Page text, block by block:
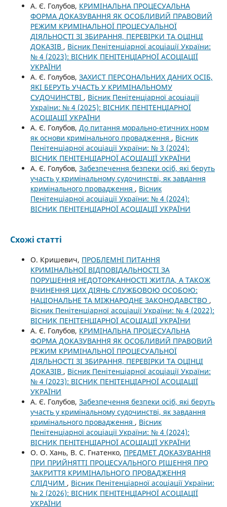
А. Є. Голубов, КРИМІНАЛЬНА ПРОЦЕСУАЛЬНА
ФОРМА ДОКАЗУВАННЯ ЯК ОСОБЛИВИЙ ПРАВОВИЙ
РЕЖИМ КРИМІНАЛЬНОЇ ПРОЦЕСУАЛЬНОЇ
ДІЯЛЬНОСТІ ЗІ ЗБИРАННЯ, ПЕРЕВІРКИ ТА ОЦІНЦІ
ДОКАЗІВ , Вісник Пенітенціарної асоціації України:
№ 4 (2023): ВІСНИК ПЕНІТЕНЦІАРНОЇ АСОЦІАЦІЇ
УКРАЇНИ
А. Є. Голубов, ЗАХИСТ ПЕРСОНАЛЬНИХ ДАНИХ ОСІБ,
ЯКІ БЕРУТЬ УЧАСТЬ У КРИМІНАЛЬНОМУ
СУДОЧИНСТВІ , Вісник Пенітенціарної асоціації
України: № 4 (2025): ВІСНИК ПЕНІТЕНЦІАРНОЇ
АСОЦІАЦІЇ УКРАЇНИ
А. Є. Голубов, До питання морально-етичних норм
як основи кримінального провадження , Вісник
Пенітенціарної асоціації України: № 3 (2024):
ВІСНИК ПЕНІТЕНЦІАРНОЇ АСОЦІАЦІЇ УКРАЇНИ
А. Є. Голубов, Забезпечення безпеки осіб, які беруть
участь у кримінальному судочинстві, як завдання
кримінального провадження , Вісник
Пенітенціарної асоціації України: № 4 (2024):
ВІСНИК ПЕНІТЕНЦІАРНОЇ АСОЦІАЦІЇ УКРАЇНИ
Схожі статті
О. Кришевич, ПРОБЛЕМНІ ПИТАННЯ
КРИМІНАЛЬНОЇ ВІДПОВІДАЛЬНОСТІ ЗА
ПОРУШЕННЯ НЕДОТОРКАННОСТІ ЖИТЛА, А ТАКОЖ
ВЧИНЕННЯ ЦИХ ДІЯНЬ СЛУЖБОВОЮ ОСОБОЮ:
НАЦІОНАЛЬНЕ ТА МІЖНАРОДНЕ ЗАКОНОДАВСТВО ,
Вісник Пенітенціарної асоціації України: № 4 (2022):
ВІСНИК ПЕНІТЕНЦІАРНОЇ АСОЦІАЦІЇ УКРАЇНИ
А. Є. Голубов, КРИМІНАЛЬНА ПРОЦЕСУАЛЬНА
ФОРМА ДОКАЗУВАННЯ ЯК ОСОБЛИВИЙ ПРАВОВИЙ
РЕЖИМ КРИМІНАЛЬНОЇ ПРОЦЕСУАЛЬНОЇ
ДІЯЛЬНОСТІ ЗІ ЗБИРАННЯ, ПЕРЕВІРКИ ТА ОЦІНЦІ
ДОКАЗІВ , Вісник Пенітенціарної асоціації України:
№ 4 (2023): ВІСНИК ПЕНІТЕНЦІАРНОЇ АСОЦІАЦІЇ
УКРАЇНИ
А. Є. Голубов, Забезпечення безпеки осіб, які беруть
участь у кримінальному судочинстві, як завдання
кримінального провадження , Вісник
Пенітенціарної асоціації України: № 4 (2024):
ВІСНИК ПЕНІТЕНЦІАРНОЇ АСОЦІАЦІЇ УКРАЇНИ
О. О. Хань, В. С. Гнатенко, ПРЕДМЕТ ДОКАЗУВАННЯ
ПРИ ПРИЙНЯТТІ ПРОЦЕСУАЛЬНОГО РІШЕННЯ ПРО
ЗАКРИТТЯ КРИМІНАЛЬНОГО ПРОВАДЖЕННЯ
СЛІДЧИМ , Вісник Пенітенціарної асоціації України:
№ 2 (2026): ВІСНИК ПЕНІТЕНЦІАРНОЇ АСОЦІАЦІЇ
УКРАЇНИ